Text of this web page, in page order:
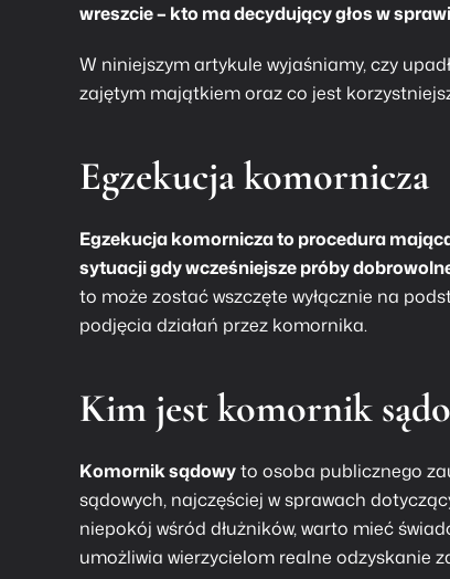
wreszcie – kto ma decydujący głos w
W niniejszym artykule wyjaśniamy, czy
zajętym majątkiem oraz co jest
Egzekucja komornicza
Egzekucja komornicza to procedura
sytuacji gdy wcześniejsze próby
to może zostać wszczęte wyłącznie na
podjęcia działań przez komornika.
Kim jest komornik
Komornik sądowyto osoba publicznego
sądowych, najczęściej w sprawach
niepokój wśród dłużników, warto mieć
umożliwia wierzycielom realne odzyskanie